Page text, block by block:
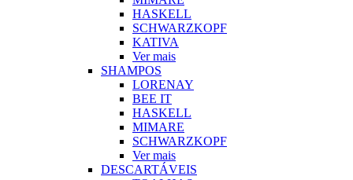
HASKELL
SCHWARZKOPF
KATIVA
Ver mais
SHAMPOS
LORENAY
BEE IT
HASKELL
MIMARE
SCHWARZKOPF
Ver mais
DESCARTÁVEIS